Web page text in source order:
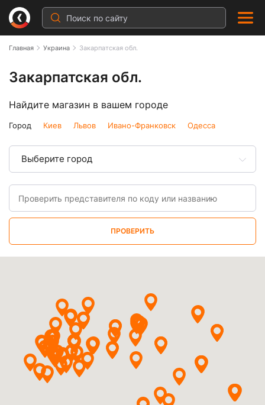
Главная Украина Закарпатская обл.
Закарпатская обл.
Найдите магазин в вашем городе
Город Киев Львов Ивано-Франковск Одесса
Выберите город
ПРОВЕРИТЬ